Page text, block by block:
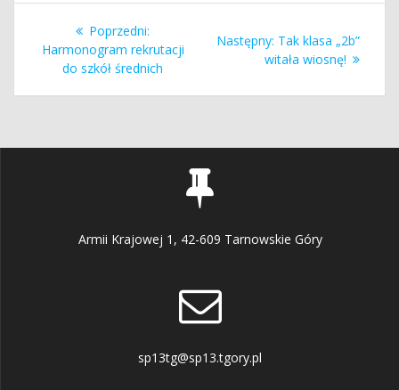
Nawigacja
wpisu
Poprzedni:
wpis:
Harmonogram rekrutacji
do szkół średnich
Następny: Następny
wpis:
Tak klasa „2b”
witała wiosnę!
Armii Krajowej 1, 42-609 Tarnowskie Góry
sp13tg@sp13.tgory.pl